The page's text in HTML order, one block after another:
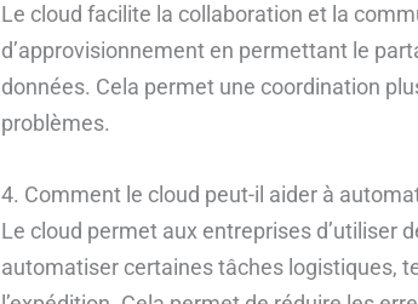
Le cloud facilite la collaboration et la
d’approvisionnement en permettant le
données. Cela permet une coordination
problèmes.
4. Comment le cloud peut-il aider à
Le cloud permet aux entreprises d’utiliser
automatiser certaines tâches logistiques,